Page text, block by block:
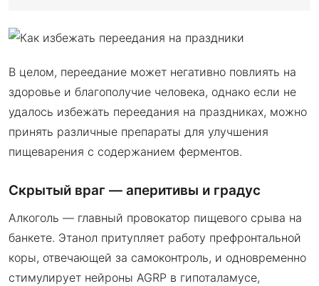
В целом, переедание может негативно повлиять на
здоровье и благополучие человека, однако если не
удалось избежать переедания на праздниках, можно
принять различные препараты для улучшения
пищеварения с содержанием ферментов.
Скрытый враг — аперитивы и градус
Алкоголь — главный провокатор пищевого срыва на
банкете. Этанол притупляет работу префронтальной
коры, отвечающей за самоконтроль, и одновременно
стимулирует нейроны AGRP в гипоталамусе,